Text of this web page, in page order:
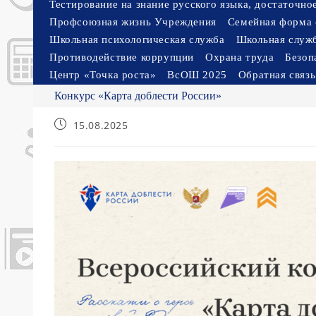
Тестирование на знание русского языка,
Профсоюзная жизнь Учреждения
Семейная форма
Школьная психологическая служба
Школьная
Противодействие коррупции
Охрана труда
Центр «Точка роста»
ВсОШ 2025 Обратная связь
Конкурс «Карта доблести России»
Запись15.08.2025